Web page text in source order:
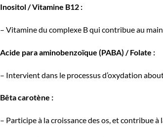
Inositol / Vitamine B12 :
– Vitamine du complexe B qui contribue au
Acide para aminobenzoïque (PABA) / Folate :
– Intervient dans le processus d’oxydation
Bêta carotène :
– Participe à la croissance des os, et contribue à